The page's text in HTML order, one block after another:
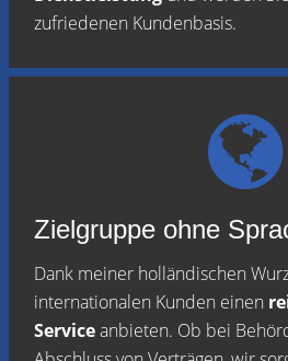
zufriedenen Kundenbasis.
Zielgruppe ohne
Dank meiner holländischen
internationalen Kunden einen
Serviceanbieten. Ob bei